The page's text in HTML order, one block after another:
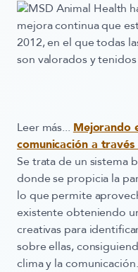
MSD Animal Health
mejora continua que
2012, en el que todas
son valorados y
Leer más... Mejorando
comunicación a
Se trata de un sistema
dondese propicia la
lo que permite
existente obteniendo
creativas para
sobre ellas,
clima y la comunicación.